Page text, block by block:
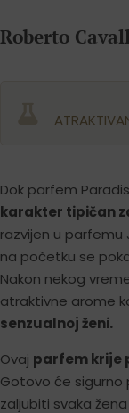
Roberto
Dok parfem
karakter tipičan
razvijen u parfemu
na početku se
Nakon nekog
atraktivne arome
senzualnoj ženi.
Ovaj parfem krije
Gotovo će sigurno
zaljubiti svaka